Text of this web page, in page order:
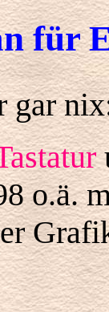
für
gar
o.ä.